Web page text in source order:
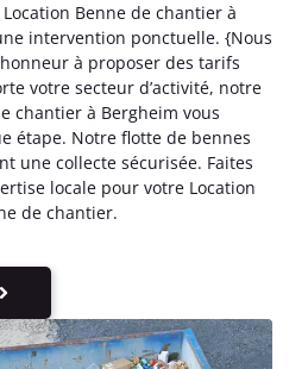
Benne de chantier à
intervention ponctuelle. {Nous
à proposer des tarifs
votre secteur d’activité, notre
chantier à Bergheim vous
étape. Notre flotte de bennes
une collecte sécurisée. Faites
locale pour votre Location
de chantier.